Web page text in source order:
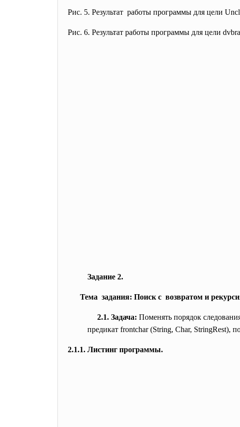
Рис. 5. Результат работы программы для цели
Рис. 6. Результат работы программы для цели
Задание 2.
Тема задания: Поиск с возвратом и
2.1. Задача: Поменять порядок
предикат frontchar (String, Char, StringRest),
2.1.1. Листинг программы.